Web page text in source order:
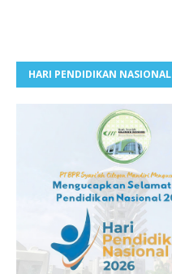
HARI PENDIDIKAN NASIONAL